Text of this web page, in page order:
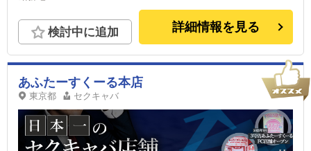
急線「大阪梅田駅」から徒歩8分 阪神線「大阪梅田
駅」から徒歩8分 地下鉄御堂筋線「梅田駅」から徒
検討中に追加 詳細情報を見る
あふたーすくーる本店
東京都 セクキャバ